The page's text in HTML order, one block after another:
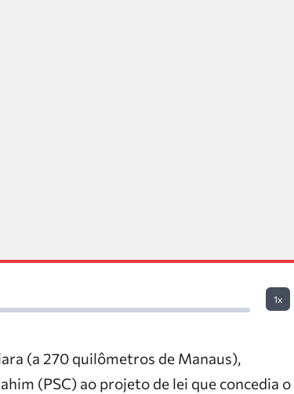
1x
(a 270 quilômetros de Manaus),
(PSC) ao projeto de lei que concedia o